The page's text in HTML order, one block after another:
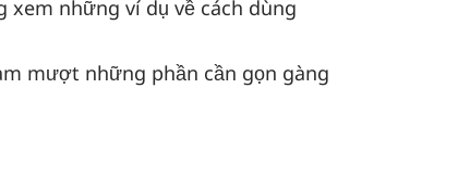
những ví dụ về cách dùng
mượt những phần cần gọn gàng